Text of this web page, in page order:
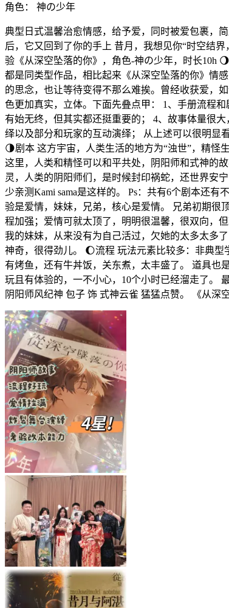
角色： 神の少年
典型日式温馨治愈情感，给予爱，同时被爱包裹，
后，它又回到了你的手上 昔月，我想见你“时空结
验《从深空坠落的你》，角色-神の少年，时长10h
都是同类型作品，相比起来《从深空坠落的你》情
的思念，也让等待变得不那么难挨。曾经收获爱，
色更加真实，立体。下面先叠点甲： 1、手册流程
有始无终，但其实都还挺重要的； 4、故事体量很
绎以及部分和玩家的互动演绎； 从上述可以很明显
🌗剧本 这方宇宙，人类生活的地方为“浊世”，精怪
这里，人类和精怪可以和平共处，阴阳师和式神的
灵，人类的阴阳师们，是时候封印祸蛇，还世界安
少亲测Kami sama是这样的。 Ps：共有6个剧本还
验是爱情，妹妹，兄弟，核心是爱情。 兄弟初期很
程加强；爱情可就太顶了，明明很温馨，很双向，
我的妹妹，从来没有为自己活过，欠她的太多太多
神奇，很得劲儿。 🌔流程 玩法元素比较多：非典
有烤鱼，还有牛丼饭，关东煮，太丰盛了。 道具也
玩且有体验的，一不小心，10个小时已经溜走了。
阴阳师风纪神 包子 饰 式神云雀 猛猛点赞。 《从深